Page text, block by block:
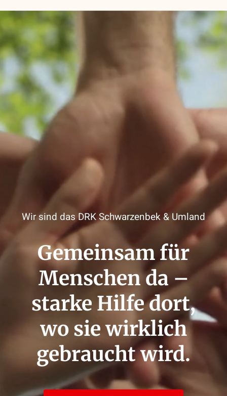
Wir sind das DRK Schwarzenbek & Umland
Gemeinsam für
Menschen da –
starke Hilfe dort,
wo sie wirklich
gebraucht wird.